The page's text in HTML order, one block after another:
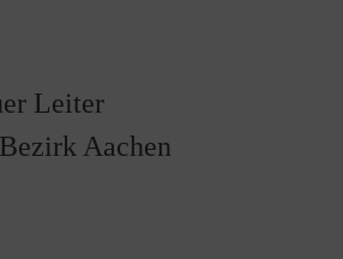
Leiter
Aachen